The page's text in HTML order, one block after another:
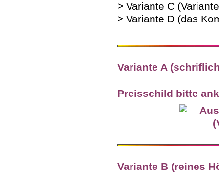
> Variante C
> Variante D (das
Variante A
Preisschild bitte
Variante B (reines